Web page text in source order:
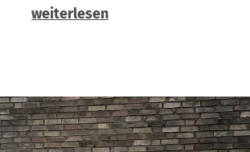
weiterlesen